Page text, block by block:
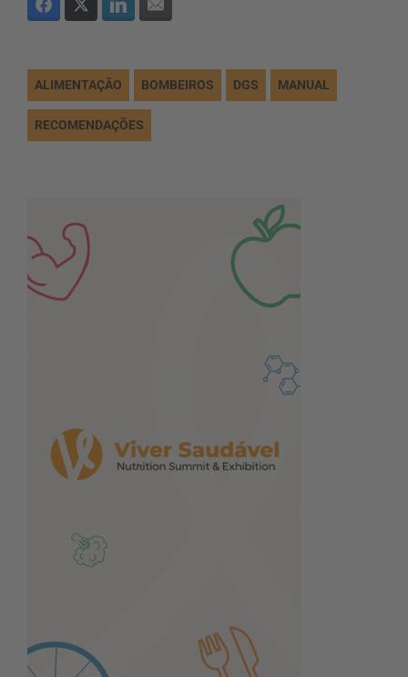
ALIMENTAÇÃO BOMBEIROS DGS MANUAL
RECOMENDAÇÕES